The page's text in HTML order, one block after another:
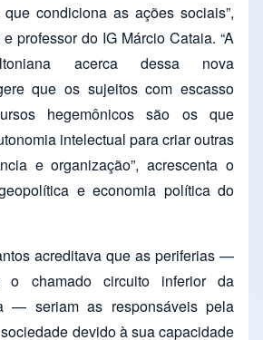
condiciona as ações sociais”,
professor do IG Márcio Cataia. “A
acerca dessa nova
que os sujeitos com escasso
hegemônicos são os que
intelectual para criar outras
e organização”, acrescenta o
e economia política do
acreditava que as periferias —
o chamado circuito inferior da
— seriam as responsáveis pela
devido à sua capacidade